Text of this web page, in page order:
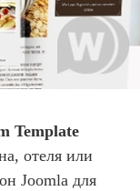
Template
отеля или
Joomla для